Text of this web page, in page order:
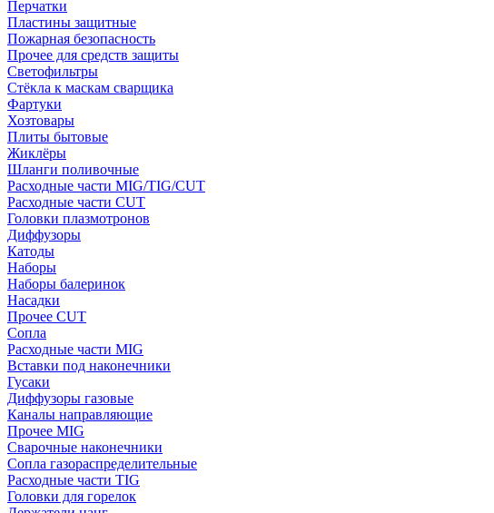
Перчатки
Пластины защитные
Пожарная безопасность
Прочее для средств защиты
Светофильтры
Стёкла к маскам сварщика
Фартуки
Хозтовары
Плиты бытовые
Жиклёры
Шланги поливочные
Расходные части MIG/TIG/CUT
Расходные части CUT
Головки плазмотронов
Диффузоры
Катоды
Наборы
Наборы балеринок
Насадки
Прочее CUT
Сопла
Расходные части MIG
Вставки под наконечники
Гусаки
Диффузоры газовые
Каналы направляющие
Прочее MIG
Сварочные наконечники
Сопла газораспределительные
Расходные части TIG
Головки для горелок